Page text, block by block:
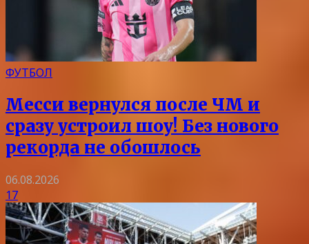
ФУТБОЛ
Месси вернулся после ЧМ и
сразу устроил шоу! Без нового
рекорда не обошлось
06.08.2026
17